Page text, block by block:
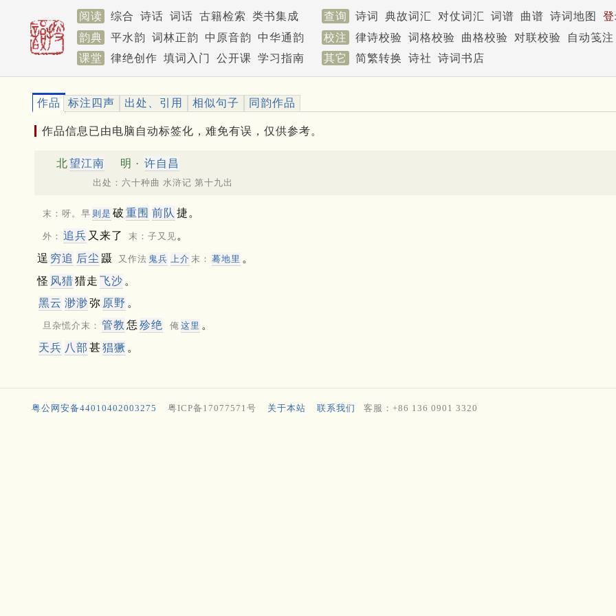
阅读 综合 诗话 词话 古籍检索 类书集成 查询 诗词 典故词汇 对仗词汇 词谱 曲谱 诗词地图
韵典
平水韵 词林正韵 中原音韵 中华通韵 校注 律诗校验 词格校验 曲格校验 对联校验
自动笺注
课堂
律绝创作 填词入门 公开课 学习指南 其它 简繁转换 诗社 诗词书店
作品 标注四声 出处、引用 相似句子 同韵作品
作品信息已由电脑自动标签化，难免有误，仅供参考。
北望江南 明 · 许自昌
出处：六十种曲 水浒记 第十九出
末：呀。早 则是 破 重围 前队 捷。
外： 追兵 又来了 末：子又见 。
逞 穷追 后尘 蹑 又作法 鬼兵 上介 末： 蓦地里 。
怪 风猎猎走 飞沙 。
黑云 渺渺弥 原野 。
旦杂慌介末： 管教 恁殄绝 俺 这里 。
天兵 八部 甚猖獗 。
粤公网安备44010402003275 粤ICP备17077571号 关于本站 联系我们 客服：+86 136 0901 3320